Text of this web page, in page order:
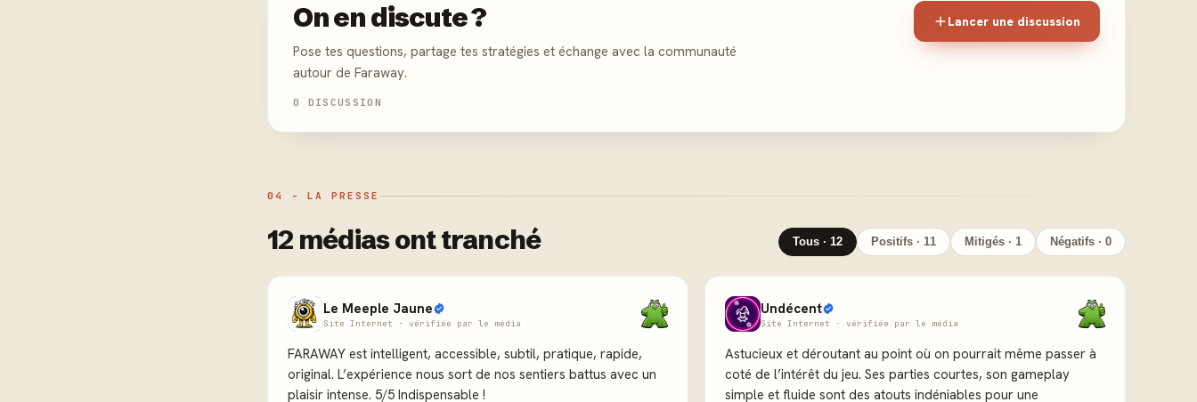
On en discute ?
Pose tes questions, partage tes stratégies et échange avec la communauté
autour de Faraway.
0 DISCUSSION
Lancer une discussion
04 - LA PRESSE
12 médias ont tranché Tous · 12 Positifs · 11 Mitigés · 1 Négatifs · 0
Le Meeple Jaune
Site Internet · vérifiée par le média
FARAWAY est intelligent, accessible, subtil, pratique, rapide,
original. L’expérience nous sort de nos sentiers battus avec un
plaisir intense. 5/5 Indispensable !
Undécent
Site Internet · vérifiée par le média
Astucieux et déroutant au point où on pourrait même passer à
coté de l’intérêt du jeu. Ses parties courtes, son gameplay
simple et fluide sont des atouts indéniables pour une